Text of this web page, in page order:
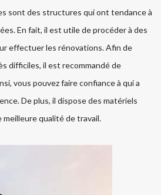
sont des structures qui ont tendance à
En fait, il est utile de procéder à des
effectuer les rénovations. Afin de
difficiles, il est recommandé de
vous pouvez faire confiance à qui a
De plus, il dispose des matériels
qualité de travail.